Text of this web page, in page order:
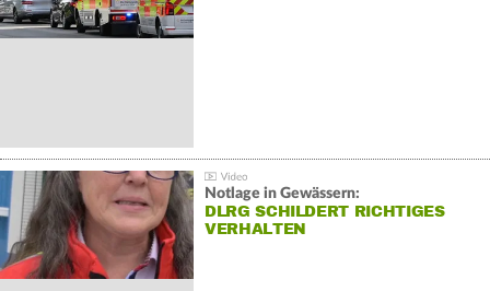
Notlage in Gewässern:
DLRG SCHILDERT RICHTIGES
VERHALTEN